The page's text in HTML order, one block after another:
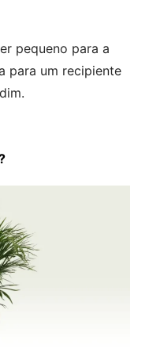
pequeno para a
para um recipiente